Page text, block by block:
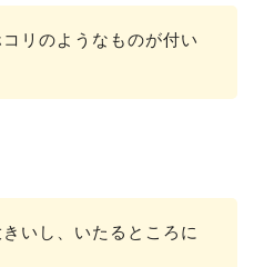
リのようなものが付い
いし、いたるところに